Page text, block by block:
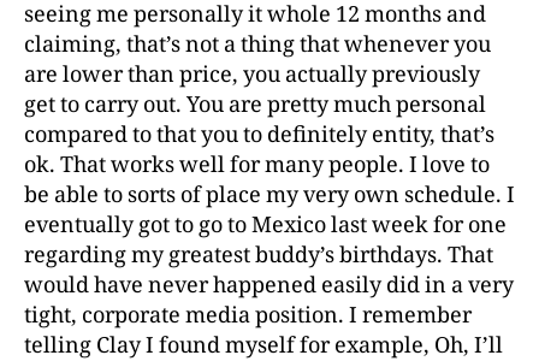
seeing me personally it whole 12 months and
claiming, that’s not a thing that whenever you
are lower than price, you actually previously
get to carry out. You are pretty much personal
compared to that you to definitely entity, that’s
ok. That works well for many people. I love to
be able to sorts of place my very own schedule. I
eventually got to go to Mexico last week for one
regarding my greatest buddy’s birthdays. That
would have never happened easily did in a very
tight, corporate media position. I remember
telling Clay I found myself for example, Oh, I’ll